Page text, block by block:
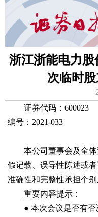
浙江浙能电力股
次临时
证券代码：
编号：2021-033
本公司董事会及全体
假记载、误导性陈述或
准确性和完整性承担个别
重要内容提示：
● 本次会议是否有否